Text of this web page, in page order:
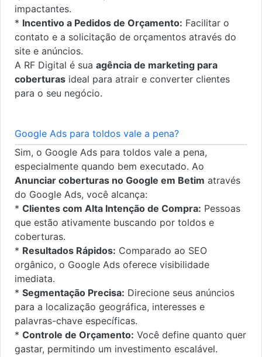
impactantes.
* Incentivo a Pedidos de Orçamento: Facilitar o
contato e a solicitação de orçamentos através do
site e anúncios.
A RF Digital é sua agência de marketing para
coberturas ideal para atrair e converter clientes
para o seu negócio.
Google Ads para toldos vale a pena?
Sim, o Google Ads para toldos vale a pena,
especialmente quando bem executado. Ao
Anunciar coberturas no Google em Betim através
do Google Ads, você alcança:
* Clientes com Alta Intenção de Compra: Pessoas
que estão ativamente buscando por toldos e
coberturas.
* Resultados Rápidos: Comparado ao SEO
orgânico, o Google Ads oferece visibilidade
imediata.
* Segmentação Precisa: Direcione seus anúncios
para a localização geográfica, interesses e
palavras-chave específicas.
* Controle de Orçamento: Você define quanto quer
gastar, permitindo um investimento escalável.